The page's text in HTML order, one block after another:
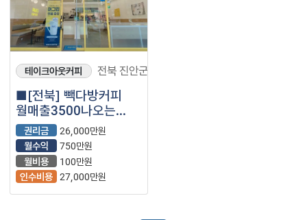
테이크아웃커피 전북 진안군
■[전북] 빽다방커피
월매출3500나오는
매장 나왔습니다.■
권리금
26,000만원
월수익
750만원
월비용
100만원
인수비용 27,000만원